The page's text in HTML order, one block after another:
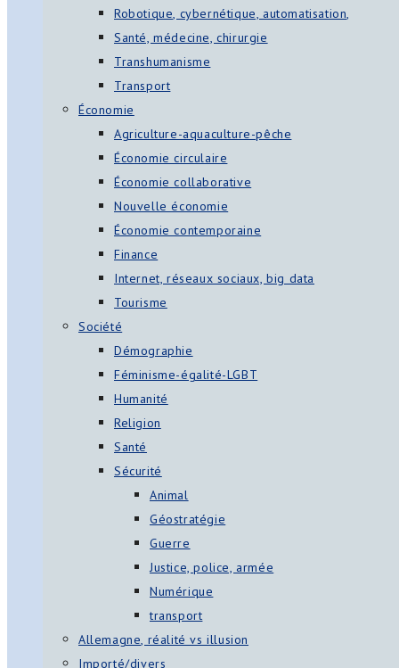
Robotique, cybernétique, automatisation,
Santé, médecine, chirurgie
Transhumanisme
Transport
Économie
Agriculture-aquaculture-pêche
Économie circulaire
Économie collaborative
Nouvelle économie
Économie contemporaine
Finance
Internet, réseaux sociaux, big data
Tourisme
Société
Démographie
Féminisme-égalité-LGBT
Humanité
Religion
Santé
Sécurité
Animal
Géostratégie
Guerre
Justice, police, armée
Numérique
transport
Allemagne, réalité vs illusion
Importé/divers